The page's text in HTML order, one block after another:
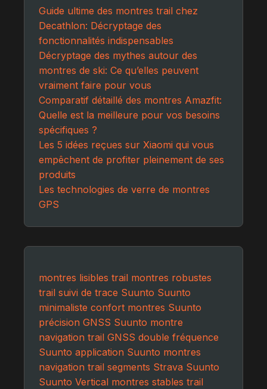
Guide ultime des montres trail chez
Decathlon: Décryptage des
fonctionnalités indispensables
Décryptage des mythes autour des
montres de ski: Ce qu’elles peuvent
vraiment faire pour vous
Comparatif détaillé des montres Amazfit:
Quelle est la meilleure pour vos besoins
spécifiques ?
Les 5 idées reçues sur Xiaomi qui vous
empêchent de profiter pleinement de ses
produits
Les technologies de verre de montres
GPS
montres lisibles trail montres robustes
trail suivi de trace Suunto Suunto
minimaliste confort montres Suunto
précision GNSS Suunto montre
navigation trail GNSS double fréquence
Suunto application Suunto montres
navigation trail segments Strava Suunto
Suunto Vertical montres stables trail